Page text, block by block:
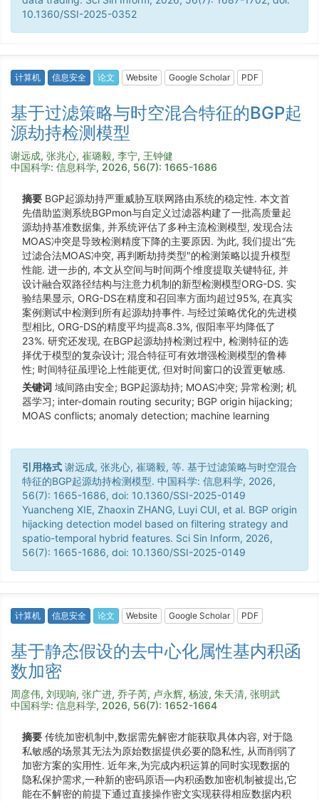
10.1360/SSI-2025-0352
计算机 信息安全 论文 Website Google Scholar PDF
基于过滤策略与时空混合特征的BGP起
源劫持检测模型
谢远成, 张兆心, 崔璐毅, 李宁, 王钟健
中国科学: 信息科学, 2026, 56(7): 1665-1686
摘要 BGP起源劫持严重威胁互联网路由系统的稳定性. 本文首
先借助监测系统BGPmon与自定义过滤器构建了一批高质量起
源劫持基准数据集, 并系统评估了多种主流检测模型, 发现合法
MOAS冲突是导致检测精度下降的主要原因. 为此, 我们提出“先
过滤合法MOAS冲突, 再判断劫持类型"的检测策略以提升模型
性能. 进一步的, 本文从空间与时间两个维度提取关键特征, 并
设计融合双路径结构与注意力机制的新型检测模型ORG-DS. 实
验结果显示, ORG-DS在精度和召回率方面均超过95%, 在真实
案例测试中检测到所有起源劫持事件. 与经过策略优化的先进模
型相比, ORG-DS的精度平均提高8.3%, 假阳率平均降低了
23%. 研究还发现, 在BGP起源劫持检测过程中, 检测特征的选
择优于模型的复杂设计; 混合特征可有效增强检测模型的鲁棒
性; 时间特征虽理论上性能更优, 但对时间窗口的设置更敏感.
关键词 域间路由安全; BGP起源劫持; MOAS冲突; 异常检测; 机
器学习; inter-domain routing security; BGP origin hijacking;
MOAS conflicts; anomaly detection; machine learning
引用格式 谢远成, 张兆心, 崔璐毅, 等. 基于过滤策略与时空混合
特征的BGP起源劫持检测模型. 中国科学: 信息科学, 2026,
56(7): 1665-1686, doi: 10.1360/SSI-2025-0149
Yuancheng XIE, Zhaoxin ZHANG, Luyi CUI, et al. BGP origin
hijacking detection model based on filtering strategy and
spatio-temporal hybrid features. Sci Sin Inform, 2026,
56(7): 1665-1686, doi: 10.1360/SSI-2025-0149
计算机 信息安全 论文 Website Google Scholar PDF
基于静态假设的去中心化属性基内积函
数加密
周彦伟, 刘现响, 张广进, 乔子芮, 卢永辉, 杨波, 朱天清, 张明武
中国科学: 信息科学, 2026, 56(7): 1652-1664
摘要 传统加密机制中,数据需先解密才能获取具体内容, 对于隐
私敏感的场景其无法为原始数据提供必要的隐私性, 从而削弱了
加密方案的实用性. 近年来,为完成内积运算的同时实现数据的
隐私保护需求,一种新的密码原语—内积函数加密机制被提出,它
能在不解密的前提下通过直接操作密文实现获得相应数据内积